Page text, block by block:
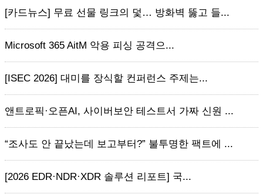
[카드뉴스] 무료 선물 링크의 덫… 방화벽 뚫고 들...
Microsoft 365 AitM 악용 피싱 공격으...
[ISEC 2026] 대미를 장식할 컨퍼런스 주제는...
앤트로픽·오픈AI, 사이버보안 테스트서 가짜 신원 ...
“조사도 안 끝났는데 보고부터?” 불투명한 팩트에 ...
[2026 EDR·NDR·XDR 솔루션 리포트] 국...